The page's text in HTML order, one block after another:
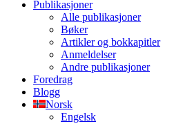
Publikasjoner
Alle publikasjoner
Bøker
Artikler og bokkapitler
Anmeldelser
Andre publikasjoner
Foredrag
Blogg
Norsk
Engelsk